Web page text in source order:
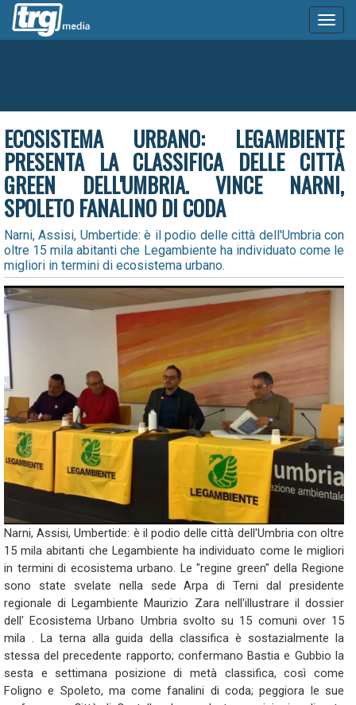
ECOSISTEMA URBANO: LEGAMBIENTE
PRESENTA LA CLASSIFICA DELLE CITTÀ
GREEN DELL'UMBRIA. VINCE NARNI,
SPOLETO FANALINO DI CODA
Narni, Assisi, Umbertide: è il podio delle città dell'Umbria con
oltre 15 mila abitanti che Legambiente ha individuato come le
migliori in termini di ecosistema urbano.
Narni, Assisi, Umbertide: è il podio delle città dell'Umbria con oltre
15 mila abitanti che Legambiente ha individuato come le migliori
in termini di ecosistema urbano. Le "regine green" della Regione
sono state svelate nella sede Arpa di Terni dal presidente
regionale di Legambiente Maurizio Zara nell'illustrare il dossier
dell' Ecosistema Urbano Umbria svolto su 15 comuni over 15
mila . La terna alla guida della classifica è sostazialmente la
stessa del precedente rapporto; confermano Bastia e Gubbio la
sesta e settimana posizione di metà classifica, così come
Foligno e Spoleto, ma come fanalini di coda; peggiora le sue